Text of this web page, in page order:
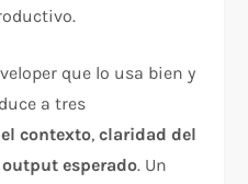
que lo usa bien y
a tres
contexto,claridad del
esperado. Un